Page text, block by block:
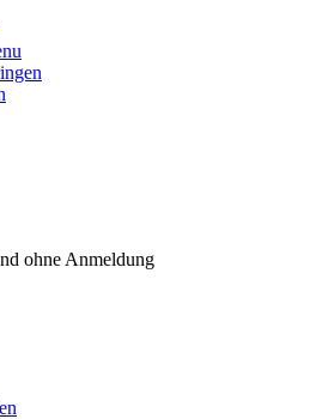
ohne Anmeldung